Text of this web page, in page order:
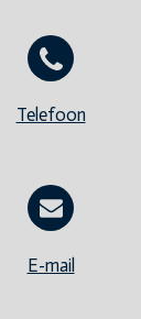
Telefoon
E-mail